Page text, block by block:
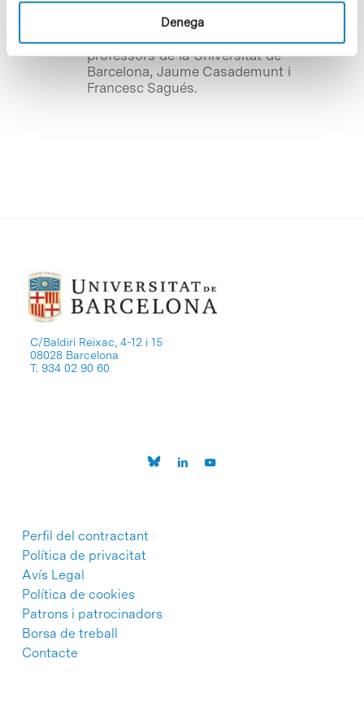
Denega
GROUP) –que forma part de la unitat
Co.S.Mo. LAB (Computer Simulation &
Modeling) ubicada al PCB– i els
professors de la Universitat de
Barcelona, Jaume Casademunt i
Francesc Sagués.
C/Baldiri Reixac, 4-12 i 15
08028 Barcelona
T. 934 02 90 60
Perfil del contractant
Política de privacitat
Avís Legal
Política de cookies
Patrons i patrocinadors
Borsa de treball
Contacte